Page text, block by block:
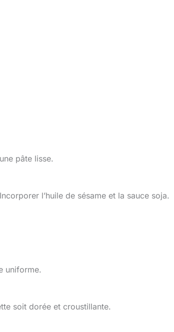
pâte lisse.
l’huile de sésame et la sauce soja.
uniforme.
soit dorée et croustillante.